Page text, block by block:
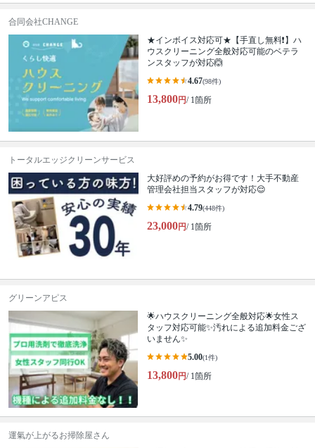
合同会社CHANGE
★インボイス対応可★【手直し無料❗️】ハ
ウスクリーニング全般対応可能のベテラ
ンスタッフが対応🙆
4.67(98件)
13,800円/ 1箇所
トータルエッジクリーンサービス
大好評めの予約がお得です！大手不動産
管理会社担当スタッフが対応😌
4.79(448件)
23,000円/ 1箇所
グリーンアピス
🌟ハウスクリーニング全般対応🌟女性ス
タッフ対応可能✨汚れによる追加料金ござ
いません✨
5.00(1件)
13,800円/ 1箇所
運氣が上がるお掃除屋さん